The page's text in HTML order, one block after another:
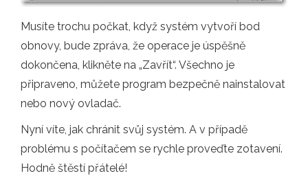
Musíte trochu počkat, když systém vytvoří bod
obnovy, bude zpráva, že operace je úspěšně
dokončena, klikněte na „Zavřít“. Všechno je
připraveno, můžete program bezpečně nainstalovat
nebo nový ovladač.
Nyní víte, jak chránit svůj systém. A v případě
problému s počítačem se rychle proveďte zotavení.
Hodně štěstí přátelé!